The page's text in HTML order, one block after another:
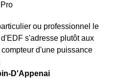
ou professionnel le
s'adresse plutôt aux
d'une puissance
D'Appenai